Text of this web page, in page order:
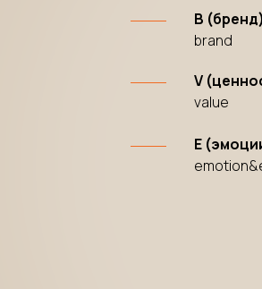
B (бренд)
brand
V
value
E